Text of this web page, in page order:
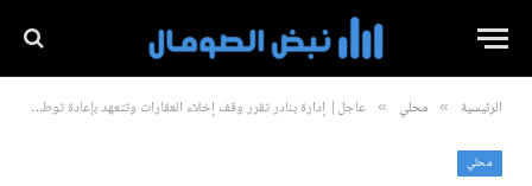
الرئيسية » محلي » عاجل| إدارة بنادر تقرر وقف إخلاء العقارات وتتعهد بإعادة توطين المتضررين في مقديشو
محلي